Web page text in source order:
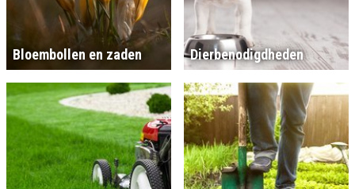
Bloembollen en zaden Dierbenodigdheden